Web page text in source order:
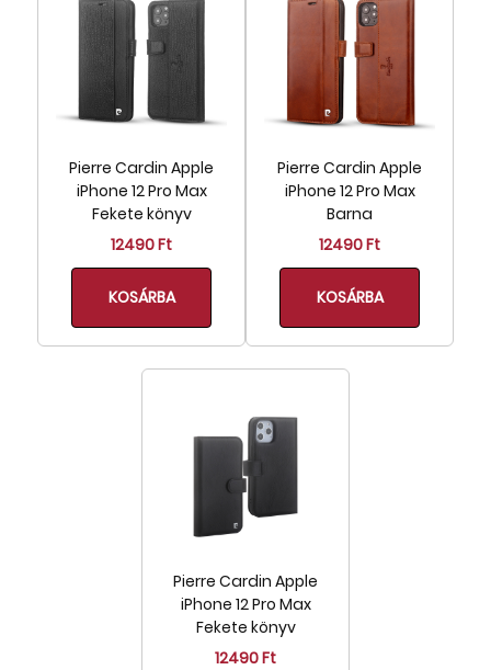
Pierre Cardin Apple
iPhone 12 Pro Max
Fekete könyv
12490 Ft
KOSÁRBA
Pierre Cardin Apple
iPhone 12 Pro Max
Barna
12490 Ft
KOSÁRBA
Pierre Cardin Apple
iPhone 12 Pro Max
Fekete könyv
12490 Ft